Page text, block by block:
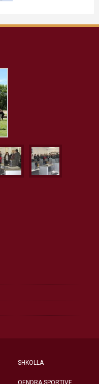
SHKOLLA
QENDRA SPORTIVE